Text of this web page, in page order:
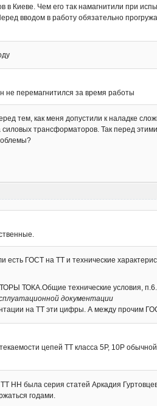
в Киеве. Чем его так намагнитили при
вводом в работу обязательно
не перемагнитился за время работы
тем, как меня допустили к наладке
силовых трансформаторов. Так перед
ГОСТ на ТТ и технические
ТОКА.Общие технические условия,
документации
на ТТ эти цифры. А между прочим
цепей ТТ класса 5Р, 10Р
НН была серия статей Аркадия
годами.